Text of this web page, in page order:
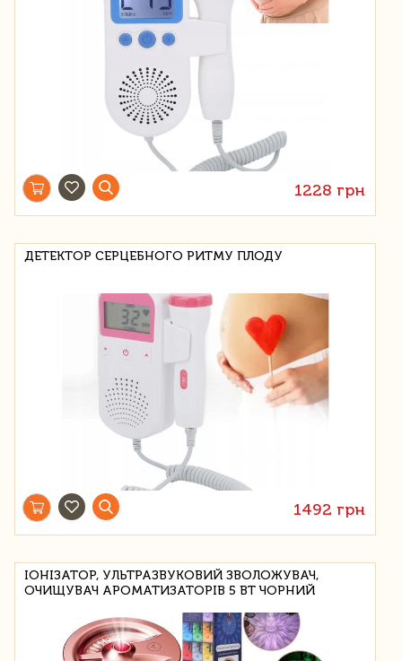
1228 грн
ДЕТЕКТОР СЕРЦЕБНОГО РИТМУ ПЛОДУ
1492 грн
ІОНІЗАТОР, УЛЬТРАЗВУКОВИЙ ЗВОЛОЖУВАЧ,
ОЧИЩУВАЧ АРОМАТИЗАТОРІВ 5 ВТ ЧОРНИЙ